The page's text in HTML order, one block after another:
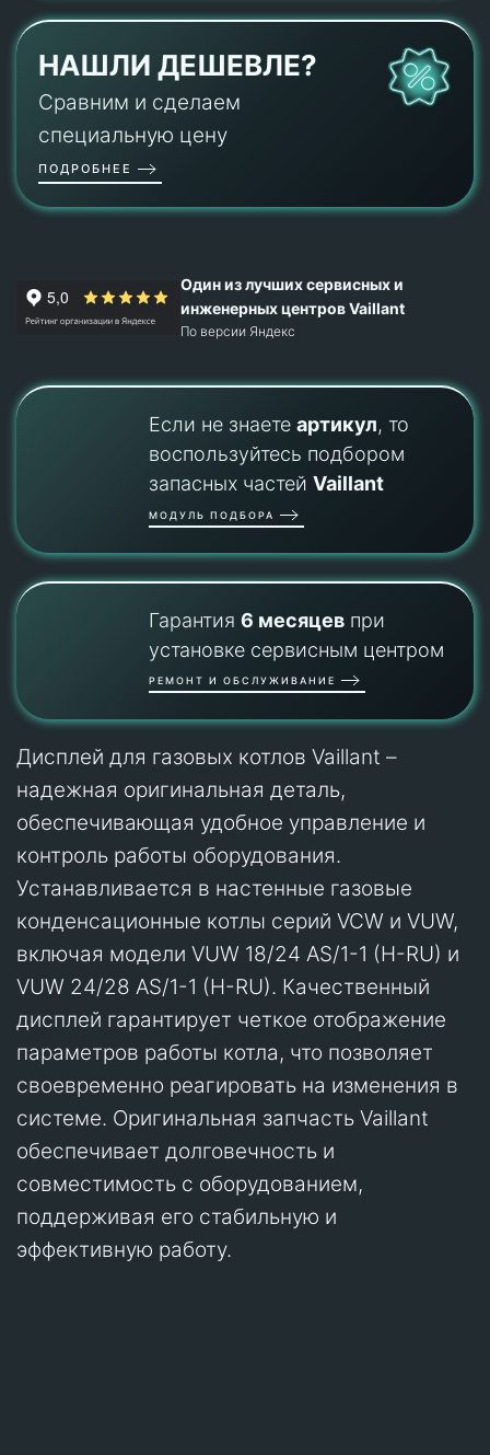
НАШЛИ ДЕШЕВЛЕ?
Сравним и сделаем
специальную цену
ПОДРОБНЕЕ
Один из лучших сервисных и
инженерных центров Vaillant
По версии Яндекс
Если не знаете артикул, то
воспользуйтесь подбором
запасных частей Vaillant
МОДУЛЬ ПОДБОРА
Гарантия 6 месяцевпри
установке сервисным центром
РЕМОНТ И ОБСЛУЖИВАНИЕ
Дисплей для газовых котлов Vaillant –
надежная оригинальная деталь,
обеспечивающая удобное управление и
контроль работы оборудования.
Устанавливается в настенные газовые
конденсационные котлы серий VCW и VUW,
включая модели VUW 18/24 AS/1-1 (H-RU) и
VUW 24/28 AS/1-1 (H-RU). Качественный
дисплей гарантирует четкое отображение
параметров работы котла, что позволяет
своевременно реагировать на изменения в
системе. Оригинальная запчасть Vaillant
обеспечивает долговечность и
совместимость с оборудованием,
поддерживая его стабильную и
эффективную работу.